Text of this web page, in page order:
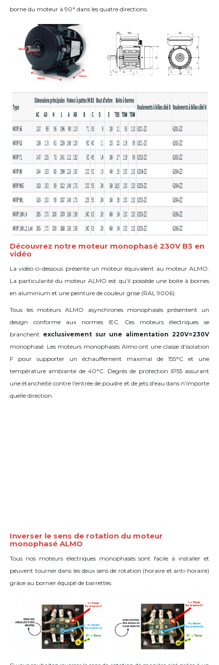
borne du moteur à 90° dans les quatre directions.
Découvrez notre moteur monophasé 230V B3 en
vidéo
La vidéo ci-dessous présente un moteur équivalent au moteur ALMO.
La particularité du moteur ALMO est qu'il possède une boite à bornes
en aluminium et une peinture de couleur grise (RAL 9006).
Tous les moteurs ALMO asynchrones monophasés présentent un
design conforme aux normes IEC. Ces moteurs électriques se
branchent exclusivement sur une alimentation 220V=230V
monophasé. Les moteurs monophasés Almo ont une classe d'isolation
F pour supporter un échauffement maximal de 155°C et une
température ambiante de 40°C. Degrés de protection IP55 assurant
une étanchéité contre l'entrée de poudre et de jets d'eau dans n'importe
quelle direction.
Inverser le sens de rotation du moteur
monophasé ALMO
Tous nos moteurs électriques monophasés sont facile à installer et
peuvent tourner dans les deux sens de rotation (horaire et anti-horaire)
grâce au bornier équipé de barrettes.